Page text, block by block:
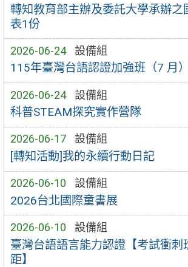
轉知教育部主辦及委託大學承辦之
表1份
2026-06-24 設備組
115年臺灣台語認證加強班（7 月）
2026-06-24 設備組
科普STEAM探究實作營隊
2026-06-17 設備組
[轉知活動]我的永續行動日記
2026-06-10 設備組
2026台北國際童書展
2026-06-10 設備組
臺灣台語語言能力認證【考試衝
距】